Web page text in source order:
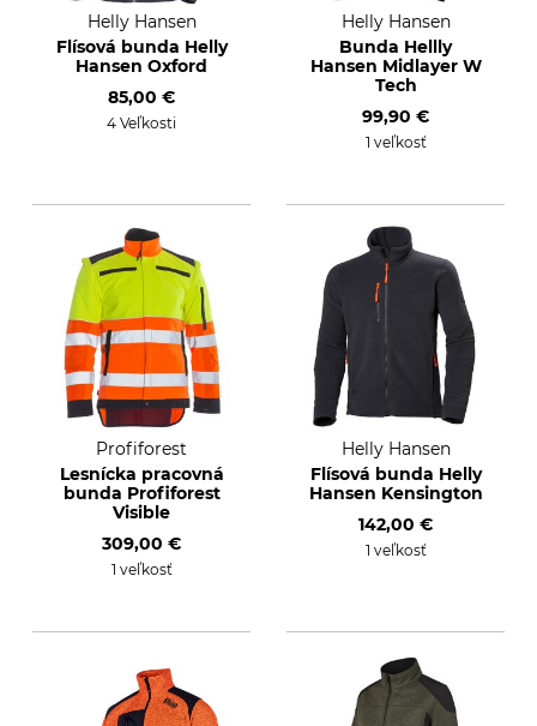
Helly Hansen
Flísová bunda Helly
Hansen Oxford
85,00 €
4 Veľkosti
Helly Hansen
Bunda Hellly
Hansen Midlayer W
Tech
99,90 €
1 veľkosť
Profiforest
Lesnícka pracovná
bunda Profiforest
Visible
309,00 €
1 veľkosť
Helly Hansen
Flísová bunda Helly
Hansen Kensington
142,00 €
1 veľkosť